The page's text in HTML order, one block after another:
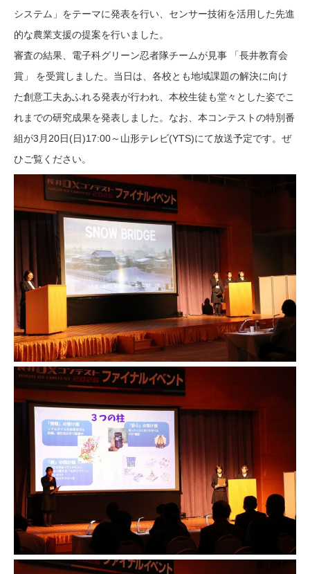
システム」をテーマに発表を行い、センサー技術を活用した先進
的な農業支援の提案を行いました。
審査の結果、電子科グリーン忍者隊チームが見事 「長井教育会
賞」 を受賞しました。当日は、各校とも地域課題の解決に向け
た創意工夫あふれる発表が行われ、本校生徒も堂々とした姿でこ
れまでの研究成果を発表しました。なお、本コンテストの特別番
組が3月20日(日)17:00～山形テレビ(YTS)にて放送予定です。ぜ
ひご覧ください。